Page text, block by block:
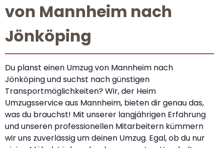
von Mannheim nach
Jönköping
Du planst einen Umzug von Mannheim nach
Jönköping und suchst nach günstigen
Transportmöglichkeiten? Wir, der Heim
Umzugsservice aus Mannheim, bieten dir genau das,
was du brauchst! Mit unserer langjährigen Erfahrung
und unseren professionellen Mitarbeitern kümmern
wir uns zuverlässig um deinen Umzug. Egal, ob du nur